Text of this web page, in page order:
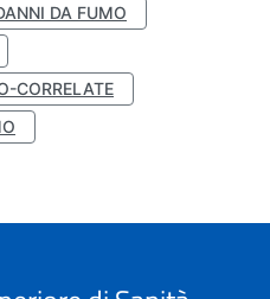
DA FUMO
CORRELATE